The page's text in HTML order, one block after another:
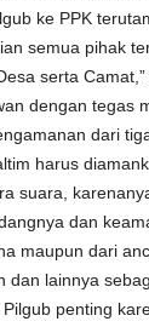
ke PPK
semua pihak
serta
dengan tegas
dari
harus
suara,
dan
maupun dari
dan lainnya
penting